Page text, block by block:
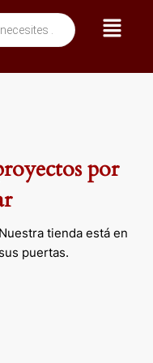
Menú
por
tienda está en
puertas.